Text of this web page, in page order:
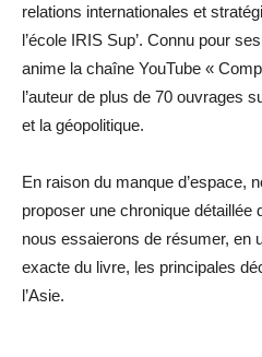
relations internationales et
l’école IRIS Sup’. Connu pour
anime la chaîne YouTube «
l’auteur de plus de 70 ouvrages
et la géopolitique.
En raison du manque d’espace,
proposer une chronique détaillée
nous essaierons de résumer, en
exacte du livre, les principales
l’Asie.